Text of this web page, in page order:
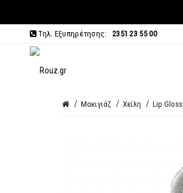
Τηλ. Εξυπηρέτησης: 2351 23 55 00
Μακιγιάζ Χείλη Lip Gloss